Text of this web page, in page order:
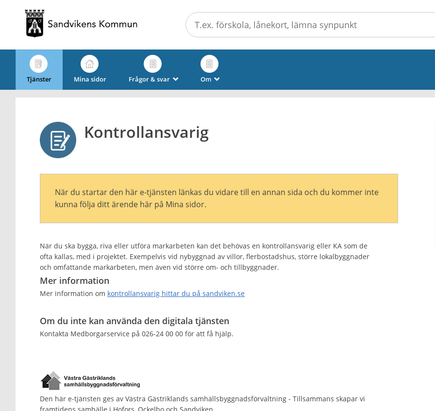
Välkommen
tjänster
Sandvikens
kommun
Tjänster Mina sidor Frågor & svar _ Om _
Kontrollansvarig
När du startar den här e-tjänsten länkas du vidare till en annan sida och du kommer inte
kunna följa ditt ärende här på Mina sidor.
När du ska bygga, riva eller utföra markarbeten kan det behövas en kontrollansvarig eller KA som de
ofta kallas, med i projektet. Exempelvis vid nybyggnad av villor, flerbostadshus, större lokalbyggnader
och omfattande markarbeten, men även vid större om- och tillbyggnader.
Mer information
Mer information om kontrollansvarig hittar du på sandviken.se
Om du inte kan använda den digitala tjänsten
Kontakta Medborgarservice på 026-24 00 00 för att få hjälp.
Den här e-tjänsten ges av Västra Gästriklands samhällsbyggnadsförvaltning - Tillsammans skapar vi